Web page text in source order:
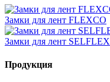
Замки для лент FLEXCO
Замки для лент SELFLEX
Продукция